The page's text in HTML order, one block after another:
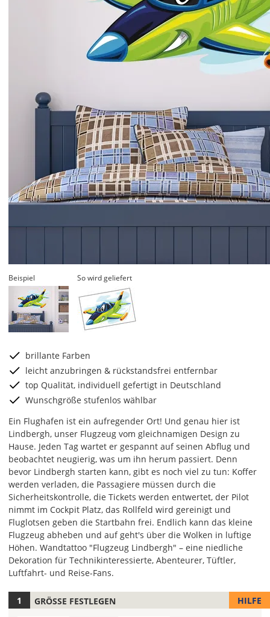
Beispiel So wird geliefert
brillante Farben
leicht anzubringen & rückstandsfrei entfernbar
top Qualität, individuell gefertigt in Deutschland
Wunschgröße stufenlos wählbar
Ein Flughafen ist ein aufregender Ort! Und genau hier ist
Lindbergh, unser Flugzeug vom gleichnamigen Design zu
Hause. Jeden Tag wartet er gespannt auf seinen Abflug und
beobachtet neugierig, was um ihn herum passiert. Denn
bevor Lindbergh starten kann, gibt es noch viel zu tun: Koffer
werden verladen, die Passagiere müssen durch die
Sicherheitskontrolle, die Tickets werden entwertet, der Pilot
nimmt im Cockpit Platz, das Rollfeld wird gereinigt und
Fluglotsen geben die Startbahn frei. Endlich kann das kleine
Flugzeug abheben und auf geht's über die Wolken in luftige
Höhen. Wandtattoo "Flugzeug Lindbergh" – eine niedliche
Dekoration für Technikinteressierte, Abenteurer, Tüftler,
Luftfahrt- und Reise-Fans.
Hier
GRÖSSE FESTLEGEN HILFE